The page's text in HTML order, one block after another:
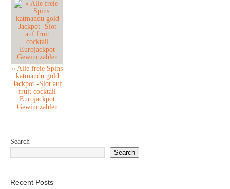
» Alle freie Spins
katmandu gold
Jackpot -Slot auf
fruit cocktail
Eurojackpot
Gewinnzahlen
Search
Search
Recent Posts